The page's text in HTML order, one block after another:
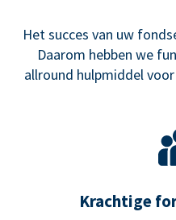
Het succes van uw
Daarom hebben we
allround hulpmiddel
Krachtige